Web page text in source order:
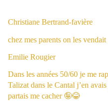
Christiane Bertrand-favière
chez mes parents on les vendait
Emilie Rougier
Dans les années 50/60 je me
Talizat dans le Cantal j’en
partais me cacher 🤪😂